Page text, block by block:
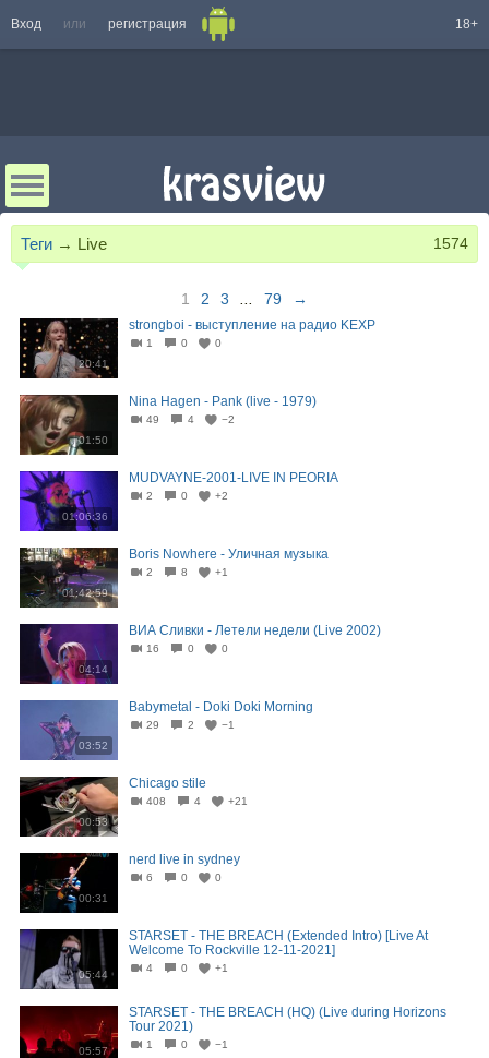
Вход или регистрация 18+
Теги → Live 1574
1 2 3 79 →
20:41
strongboi - выступление на радио KEXP
1 0 0
01:50
Nina Hagen - Pank (live - 1979)
49 4 −2
01:06:36
MUDVAYNE-2001-LIVE IN PEORIA
2 0 +2
01:42:59
Boris Nowhere - Уличная музыка
2 8 +1
04:14
ВИА Сливки - Летели недели (Live 2002)
16 0 0
03:52
Babymetal - Doki Doki Morning
29 2 −1
00:53
Chicago stile
408 4 +21
00:31
nerd live in sydney
6 0 0
05:44
STARSET - THE BREACH (Extended Intro) [Live At
Welcome To Rockville 12-11-2021]
4 0 +1
05:57
STARSET - THE BREACH (HQ) (Live during Horizons
Tour 2021)
1 0 −1